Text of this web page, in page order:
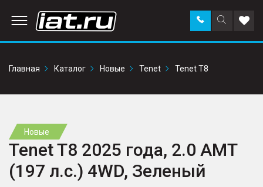
Поиск
по
Заказать
звонок в
Главная
Каталог Новые Tenet Tenet T8
Новые
Tenet T8 2025 года, 2.0 AMT
(197 л.с.) 4WD, Зеленый